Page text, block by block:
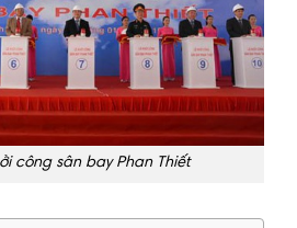
công sân bay Phan Thiết